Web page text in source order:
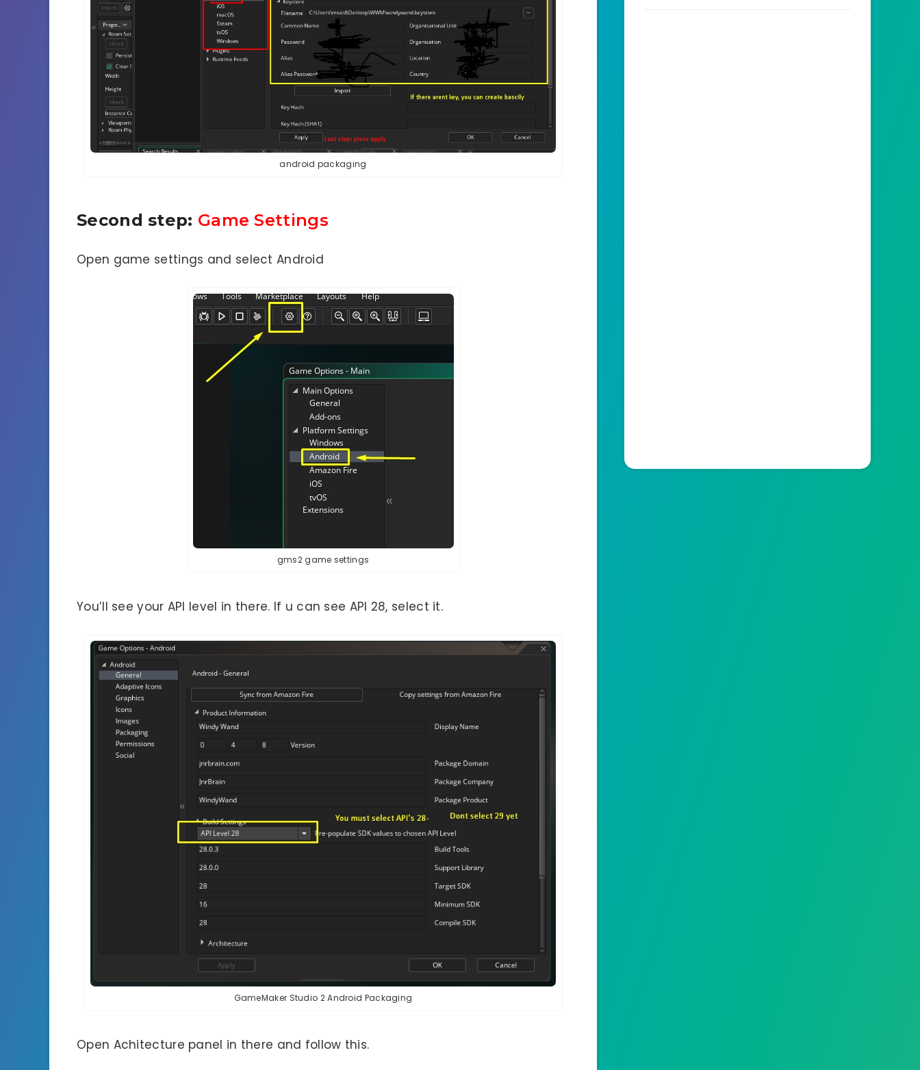
android packaging
Second step: Game Settings
Open game settings and select Android
gms2 game settings
You’ll see your API level in there. If u can see API 28, select it.
GameMaker Studio 2 Android Packaging
Open Achitecture panel in there and follow this.